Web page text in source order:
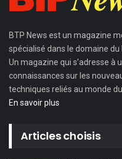
BTP News est un magazine
spécialisé dans le domaine
Un magazine qui s’adresse à
connaissances sur les
techniques reliés au monde du
En savoir plus
Articles choisis